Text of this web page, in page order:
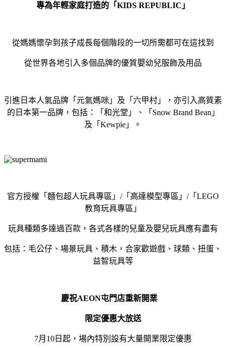
專為年輕家庭打造的「KIDS REPUBLIC」
從媽媽懷孕到孩子成長每個階段的一切所需都可在這找到
從世界各地引入多個品牌的優質嬰幼兒服飾及用品
引進日本人氣品牌「元氣媽咪」及「六甲村」，亦引入高質素
的日本第一品牌，包括：「和光堂」、「Snow Brand Bean」
及「Kewpie」。
官方授權「麵包超人玩具專區」/「高達模型專區」/「LEGO
教育玩具專區」
玩具種類多達過百款，各式各樣的兒童及嬰兒玩具應有盡有
包括：毛公仔、場景玩具、積木，合家歡遊戲、球類、扭蛋、
益智玩具等
慶祝AEON屯門店重新開業
限定優惠大放送
7月10日起，場內特別設有大量開業限定優惠